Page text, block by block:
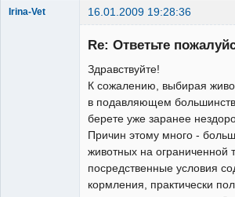
Irina-Vet 16.01.2009 19:28:36
Re: Ответьте
Здравствуйте!
К сожалению, выбирая
в подавляющем
берете уже заранее
Причин этому много -
животных на ограниченной
посредственные условия
кормления, практически